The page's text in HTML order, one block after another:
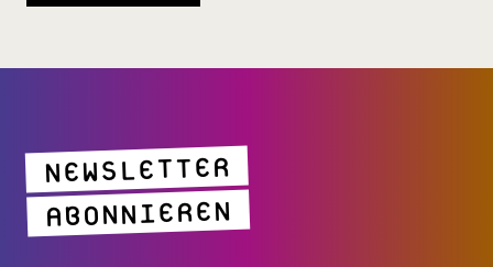
NEWSLETTER
ABONNIEREN